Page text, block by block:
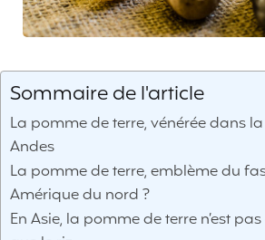
Sommaire de l'article
La pomme de terre, vénérée dans
Andes
La pomme de terre, emblème du
Amérique du nord ?
En Asie, la pomme de terre n’est